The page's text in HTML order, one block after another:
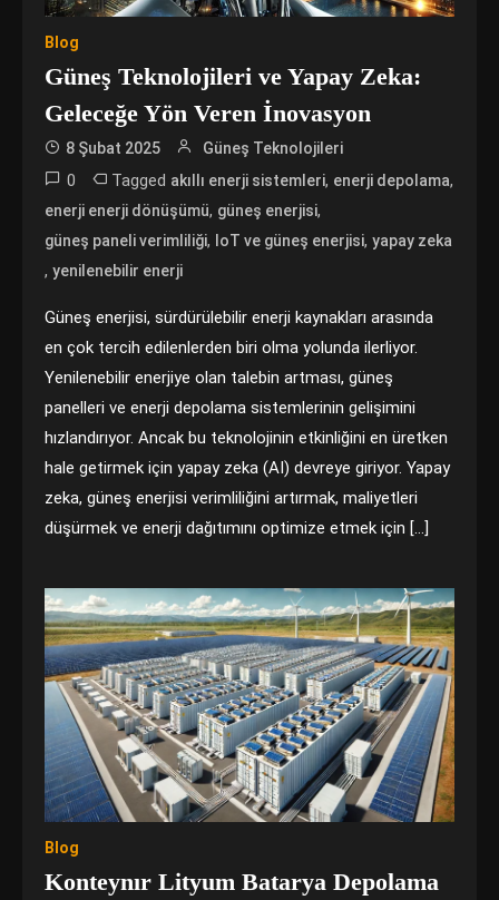
Blog
Güneş Teknolojileri ve Yapay Zeka:
Geleceğe Yön Veren İnovasyon
8 Şubat 2025 Güneş Teknolojileri
0 Tagged akıllı enerji sistemleri, enerji depolama,
enerji enerji dönüşümü, güneş enerjisi,
güneş paneli verimliliği, IoT ve güneş enerjisi,yapay zeka
,yenilenebilir enerji
Güneş enerjisi, sürdürülebilir enerji kaynakları arasında
en çok tercih edilenlerden biri olma yolunda ilerliyor.
Yenilenebilir enerjiye olan talebin artması, güneş
panelleri ve enerji depolama sistemlerinin gelişimini
hızlandırıyor. Ancak bu teknolojinin etkinliğini en üretken
hale getirmek için yapay zeka (AI) devreye giriyor. Yapay
zeka, güneş enerjisi verimliliğini artırmak, maliyetleri
düşürmek ve enerji dağıtımını optimize etmek için […]
Blog
Konteynır Lityum Batarya Depolama